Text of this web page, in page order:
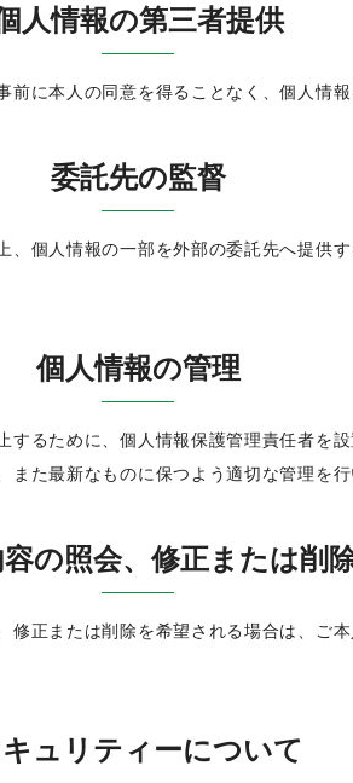
人情報の第三者提供
に本人の同意を得ることなく、個人情
委託先の監督
個人情報の一部を外部の委託先へ提供
個人情報の管理
るために、個人情報保護管理責任者を
た最新なものに保つよう適切な管理を行
の照会、修正または削
正または削除を希望される場合は、ご
ュリティーについて